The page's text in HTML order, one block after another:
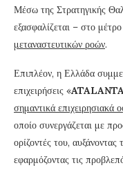
Μέσω της Στρατηγικής
εξασφαλίζεται – στο
μεταναστευτικών ροών.
Επιπλέον, η Ελλάδα
επιχειρήσεις «
σημαντικά επιχειρησιακά
οποίο συνεργάζεται με
ορίζοντές του, αυξάνοντας
εφαρμόζοντας τις